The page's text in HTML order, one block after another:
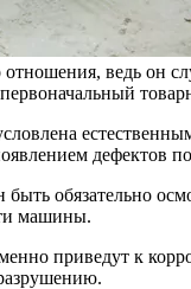
отношения, ведь он
дефектов
обязательно
машины.
приведут к